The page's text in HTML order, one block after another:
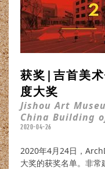
获奖|吉首美
度大奖
Jishou Art
China Building
2020-04-26
2020年4月24日，
大奖的获奖名单。非